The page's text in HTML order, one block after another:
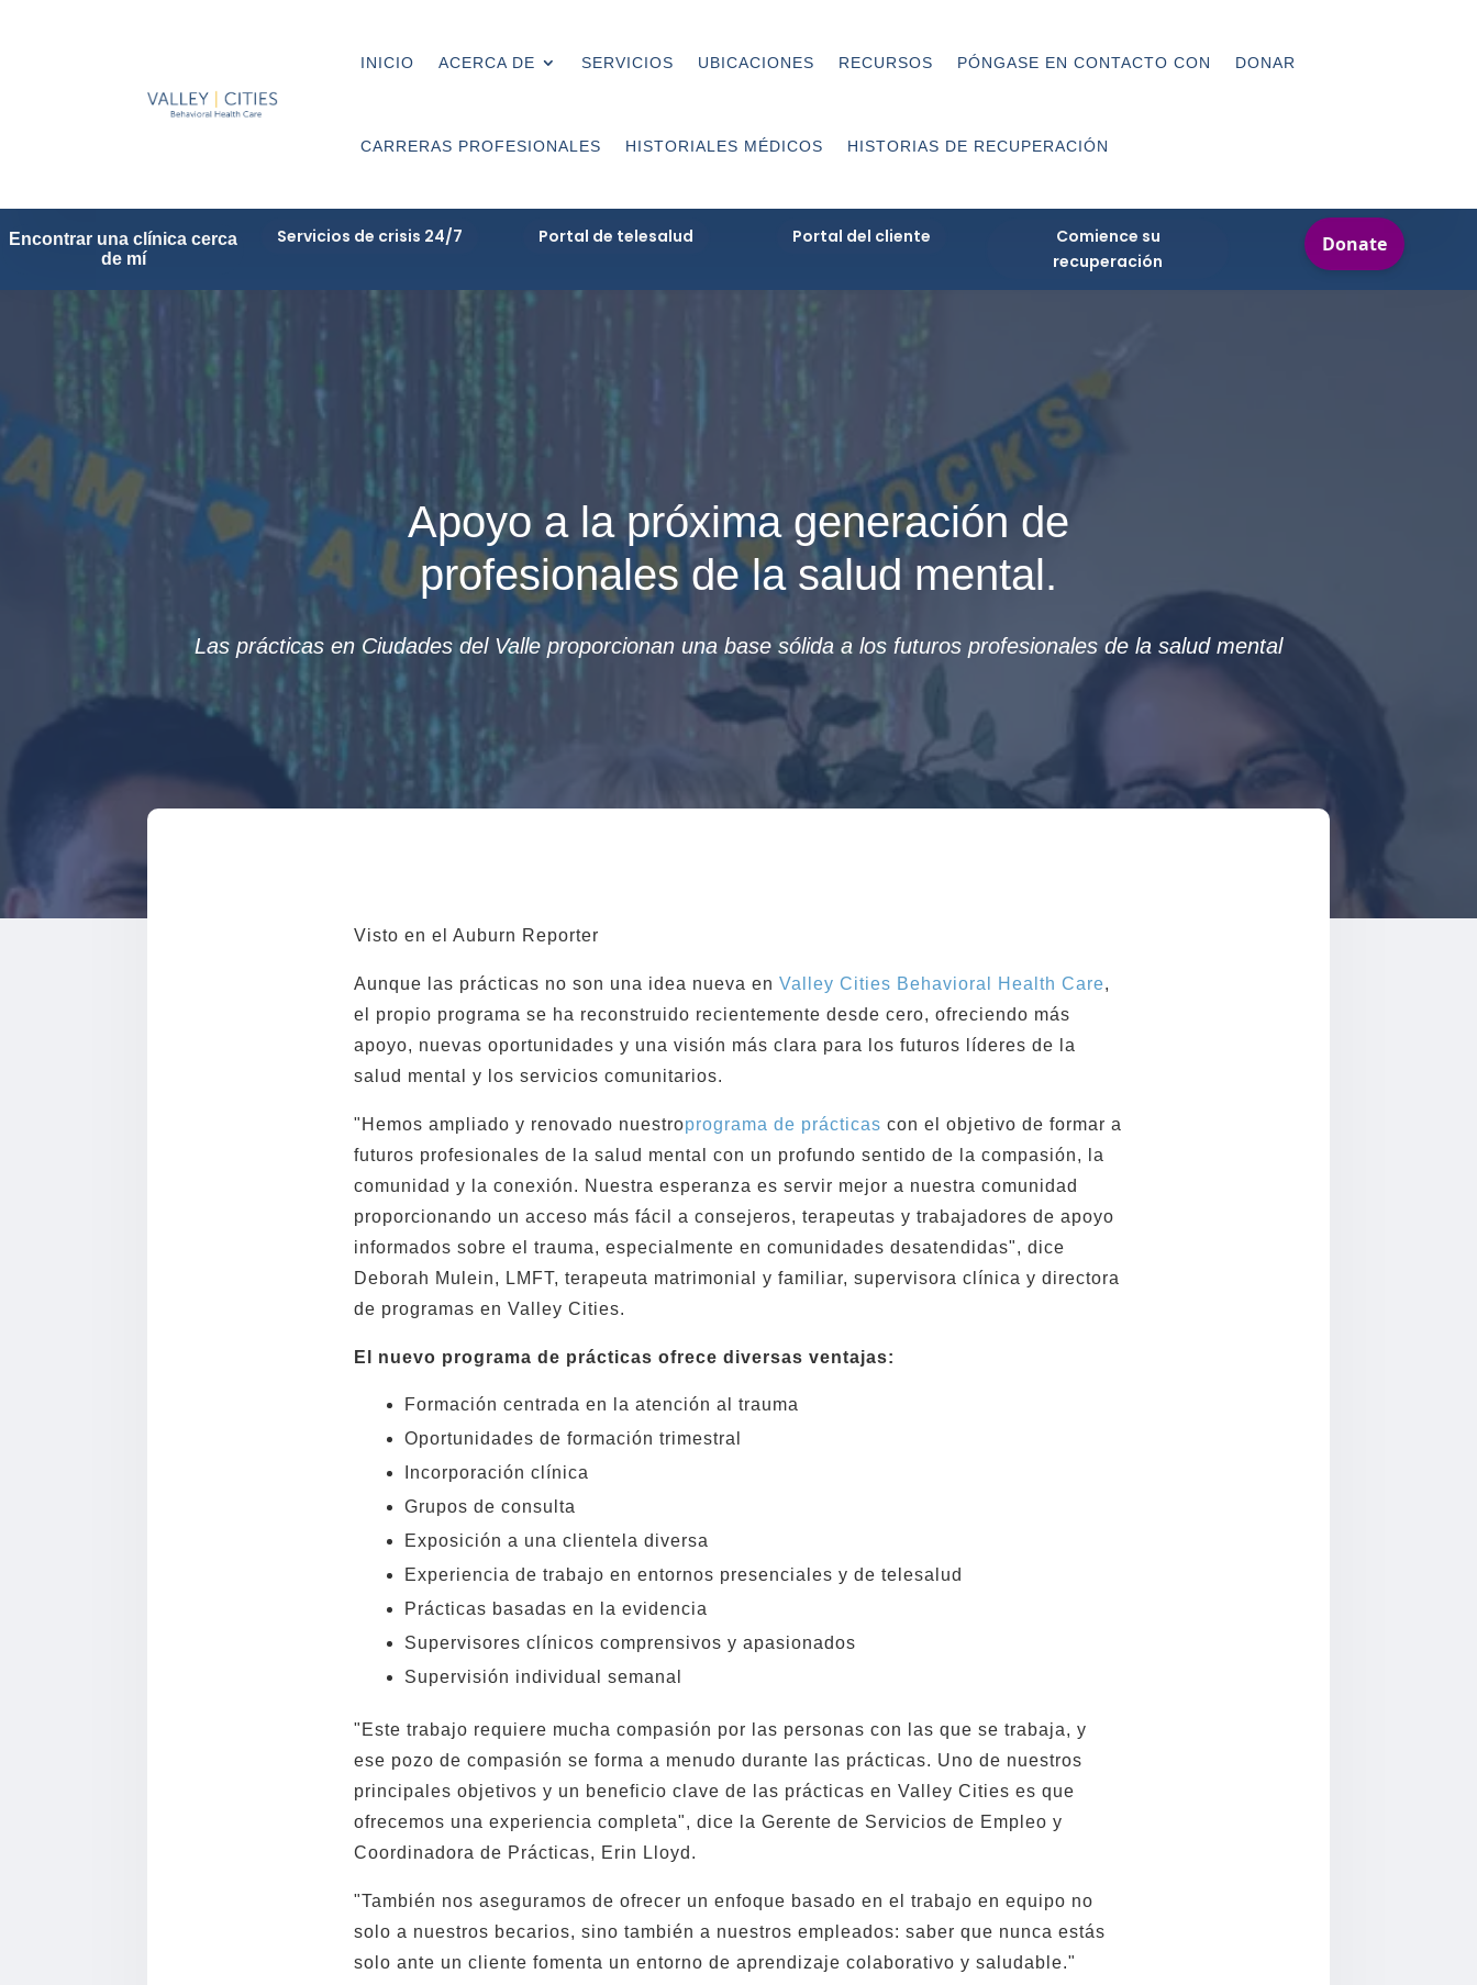
INICIO ACERCA DE SERVICIOS UBICACIONES RECURSOS PÓNGASE EN CONTACTO CON DONAR
CARRERAS PROFESIONALES HISTORIALES MÉDICOS HISTORIAS DE RECUPERACIÓN
Encontrar una clínica cerca
de mí
Servicios de crisis 24/7 Portal de telesalud Portal del cliente
Comience su
recuperación
Apoyo a la próxima generación de
profesionales de la salud mental.
Las prácticas en Ciudades del Valle proporcionan una base sólida a los futuros profesionales de la salud mental
Visto en el Auburn Reporter
Aunque las prácticas no son una idea nueva en Valley Cities Behavioral Health Care,
el propio programa se ha reconstruido recientemente desde cero, ofreciendo más
apoyo, nuevas oportunidades y una visión más clara para los futuros líderes de la
salud mental y los servicios comunitarios.
"Hemos ampliado y renovado nuestroprograma de prácticas con el objetivo de formar a
futuros profesionales de la salud mental con un profundo sentido de la compasión, la
comunidad y la conexión. Nuestra esperanza es servir mejor a nuestra comunidad
proporcionando un acceso más fácil a consejeros, terapeutas y trabajadores de apoyo
informados sobre el trauma, especialmente en comunidades desatendidas", dice
Deborah Mulein, LMFT, terapeuta matrimonial y familiar, supervisora clínica y directora
de programas en Valley Cities.
El nuevo programa de prácticas ofrece diversas ventajas:
Formación centrada en la atención al trauma
Oportunidades de formación trimestral
Incorporación clínica
Grupos de consulta
Exposición a una clientela diversa
Experiencia de trabajo en entornos presenciales y de telesalud
Prácticas basadas en la evidencia
Supervisores clínicos comprensivos y apasionados
Supervisión individual semanal
"Este trabajo requiere mucha compasión por las personas con las que se trabaja, y
ese pozo de compasión se forma a menudo durante las prácticas. Uno de nuestros
principales objetivos y un beneficio clave de las prácticas en Valley Cities es que
ofrecemos una experiencia completa", dice la Gerente de Servicios de Empleo y
Coordinadora de Prácticas, Erin Lloyd.
"También nos aseguramos de ofrecer un enfoque basado en el trabajo en equipo no
solo a nuestros becarios, sino también a nuestros empleados: saber que nunca estás
solo ante un cliente fomenta un entorno de aprendizaje colaborativo y saludable."